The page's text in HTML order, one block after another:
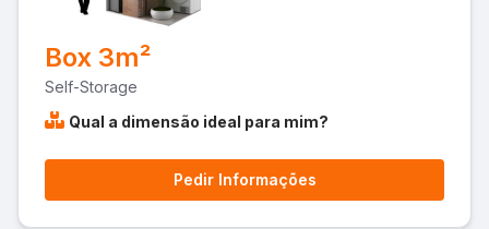
Box 3m²
Self-Storage
Qual a dimensão ideal para mim?
Pedir Informações